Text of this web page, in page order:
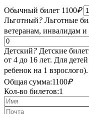
Обычный билет 1100₽
Льготный? Льготные
ветеранам, инвалидам
Детский? Детские
от 4 до 16 лет. Для
ребенок на 1 взрослого).
Общая сумма:1100₽
Кол-во билетов:1